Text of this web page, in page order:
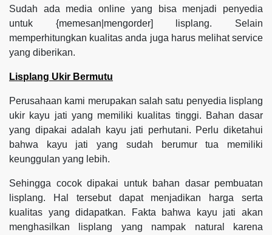
Sudah ada media online yang bisa menjadi penyedia
untuk {memesan|mengorder] lisplang. Selain
memperhitungkan kualitas anda juga harus melihat service
yang diberikan.
Lisplang Ukir Bermutu
Perusahaan kami merupakan salah satu penyedia lisplang
ukir kayu jati yang memiliki kualitas tinggi. Bahan dasar
yang dipakai adalah kayu jati perhutani. Perlu diketahui
bahwa kayu jati yang sudah berumur tua memiliki
keunggulan yang lebih.
Sehingga cocok dipakai untuk bahan dasar pembuatan
lisplang. Hal tersebut dapat menjadikan harga serta
kualitas yang didapatkan. Fakta bahwa kayu jati akan
menghasilkan lisplang yang nampak natural karena